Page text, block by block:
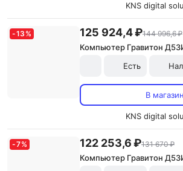
KNS digital
-13 % 125 924,4 ₽144 996,6 ₽
Компьютер Гравитон
Есть
В магазин
KNS digital
-7% 122 253,6 ₽131 670 ₽
Компьютер Гравитон